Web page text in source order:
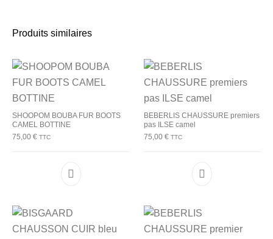
Produits similaires
SHOOPOM BOUBA FUR BOOTS
CAMEL BOTTINE
75,00€ TTC
Ce produit a plusieurs variations. Les options
BEBERLIS CHAUSSURE premiers
pas ILSE camel
75,00 € TTC
Ce produit a